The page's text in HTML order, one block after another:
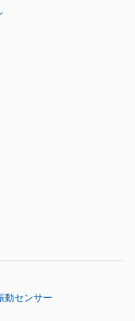
動センサー